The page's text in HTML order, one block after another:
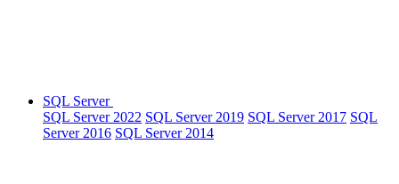
SQL Server
SQL Server 2022 SQL Server 2019 SQL Server 2017 SQL
Server 2016 SQL Server 2014